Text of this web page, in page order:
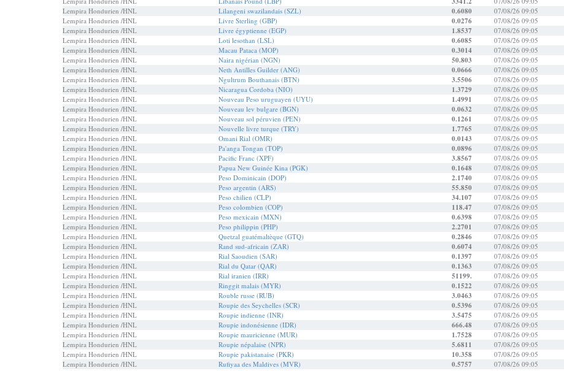
Lempira Hondurien /HNL
Lilangeni swazilandais (SZL) 0.6080 07/08/26 09:05
Lempira Hondurien /HNL
Livre Sterling (GBP) 0.0276 07/08/26 09:05
Lempira Hondurien /HNL
Livre égyptienne (EGP) 1.8537 07/08/26 09:05
Lempira Hondurien /HNL
Loti lesothan (LSL) 0.6085 07/08/26 09:05
Lempira Hondurien /HNL
Macau Pataca (MOP) 0.3014 07/08/26 09:05
Lempira Hondurien /HNL
Naira nigérian (NGN) 50.803 07/08/26 09:05
Lempira Hondurien /HNL
Neth Antilles Guilder (ANG) 0.0666 07/08/26 09:05
Lempira Hondurien /HNL
Ngultrum Bouthanais (BTN) 3.5506 07/08/26 09:05
Lempira Hondurien /HNL
Nicaragua Cordoba (NIO) 1.3729 07/08/26 09:05
Lempira Hondurien /HNL
Nouveau Peso uruguayen (UYU) 1.4991 07/08/26 09:05
Lempira Hondurien /HNL
Nouveau lev bulgare (BGN) 0.0632 07/08/26 09:05
Lempira Hondurien /HNL
Nouveau sol péruvien (PEN) 0.1261 07/08/26 09:05
Lempira Hondurien /HNL
Nouvelle livre turque (TRY) 1.7765 07/08/26 09:05
Lempira Hondurien /HNL
Omani Rial (OMR) 0.0143 07/08/26 09:05
Lempira Hondurien /HNL
Pa'anga Tongan (TOP) 0.0896 07/08/26 09:05
Lempira Hondurien /HNL
Pacific Franc (XPF) 3.8567 07/08/26 09:05
Lempira Hondurien /HNL
Papua New Guinée Kina (PGK) 0.1648 07/08/26 09:05
Lempira Hondurien /HNL
Peso Dominicain (DOP) 2.1740 07/08/26 09:05
Lempira Hondurien /HNL
Peso argentin (ARS) 55.850 07/08/26 09:05
Lempira Hondurien /HNL
Peso chilien (CLP) 34.107 07/08/26 09:05
Lempira Hondurien /HNL
Peso colombien (COP) 118.47 07/08/26 09:05
Lempira Hondurien /HNL
Peso mexicain (MXN) 0.6398 07/08/26 09:05
Lempira Hondurien /HNL
Peso philippin (PHP) 2.2701 07/08/26 09:05
Lempira Hondurien /HNL
Quetzal guatémaltèque (GTQ) 0.2846 07/08/26 09:05
Lempira Hondurien /HNL
Rand sud-africain (ZAR) 0.6074 07/08/26 09:05
Lempira Hondurien /HNL
Rial Saoudien (SAR) 0.1397 07/08/26 09:05
Lempira Hondurien /HNL
Rial du Qatar (QAR) 0.1363 07/08/26 09:05
Lempira Hondurien /HNL
Rial iranien (IRR) 51199. 07/08/26 09:05
Lempira Hondurien /HNL
Ringgit malais (MYR) 0.1522 07/08/26 09:05
Lempira Hondurien /HNL
Rouble russe (RUB) 3.0463 07/08/26 09:05
Lempira Hondurien /HNL
Roupie des Seychelles (SCR) 0.5396 07/08/26 09:05
Lempira Hondurien /HNL
Roupie indienne (INR) 3.5475 07/08/26 09:05
Lempira Hondurien /HNL
Roupie indonésienne (IDR) 666.48 07/08/26 09:05
Lempira Hondurien /HNL
Roupie mauricienne (MUR) 1.7528 07/08/26 09:05
Lempira Hondurien /HNL
Roupie népalaise (NPR) 5.6811 07/08/26 09:05
Lempira Hondurien /HNL
Roupie pakistanaise (PKR) 10.358 07/08/26 09:05
Lempira Hondurien /HNL
Rufiyaa des Maldives (MVR) 0.5757 07/08/26 09:05